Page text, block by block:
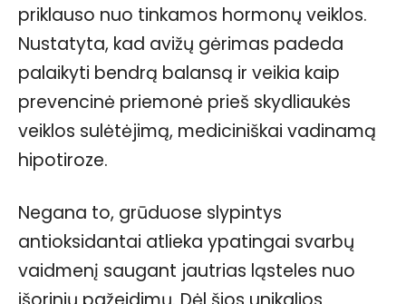
priklauso nuo tinkamos hormonų veiklos.
Nustatyta, kad avižų gėrimas padeda
palaikyti bendrą balansą ir veikia kaip
prevencinė priemonė prieš skydliaukės
veiklos sulėtėjimą, mediciniškai vadinamą
hipotiroze.
Negana to, grūduose slypintys
antioksidantai atlieka ypatingai svarbų
vaidmenį saugant jautrias ląsteles nuo